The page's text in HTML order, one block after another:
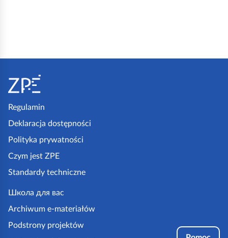
Regulamin
Deklaracja dostępności
Polityka prywatności
Czym jest ZPE
Standardy techniczne
Школа для вас
Archiwum e-materiałów
Podstrony projektów